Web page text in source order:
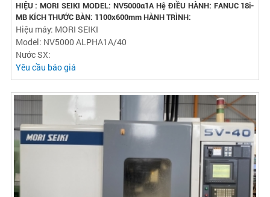
HIỆU : MORI SEIKI MODEL: NV5000α1A Hệ ĐIỀU HÀNH: FANUC 18i-
MB KÍCH THƯỚC BÀN: 1100x600mm HÀNH TRÌNH:
Hiệu máy: MORI SEIKI
Model: NV5000 ALPHA1A/40
Nước SX:
Yêu cầu báo giá